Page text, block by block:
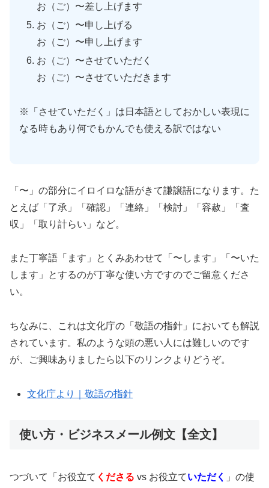
お（ご）〜差し上げます
お（ご）〜申し上げる
お（ご）〜申し上げます
お（ご）〜させていただく
お（ご）〜させていただきます
※「させていただく」は日本語としておかしい表現に
なる時もあり何でもかんでも使える訳ではない
「〜」の部分にイロイロな語がきて謙譲語になります。た
とえば「了承」「確認」「連絡」「検討」「容赦」「査
収」「取り計らい」など。
また丁寧語「ます」とくみあわせて「〜します」「〜いた
します」とするのが丁寧な使い方ですのでご留意くださ
い。
ちなみに、これは文化庁の「敬語の指針」においても解説
されています。私のような頭の悪い人には難しいのです
が、ご興味ありましたら以下のリンクよりどうぞ。
文化庁より｜敬語の指針
使い方・ビジネスメール例文【全文】
つづいて「お役立て くださる vs お役立ていただく
」の使